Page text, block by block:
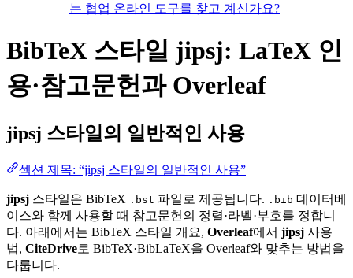
는 협업 온라인 도구를 찾고 계신가요?
BibTeX 스타일 jipsj: LaTeX 인
용·참고문헌과 Overleaf
jipsj 스타일의 일반적인 사용
섹션 제목: “jipsj 스타일의 일반적인 사용”
jipsj 스타일은 BibTeX .bst 파일로 제공됩니다. .bib 데이터베
이스와 함께 사용할 때 참고문헌의 정렬·라벨·부호를 정합니
다. 아래에서는 BibTeX 스타일 개요, Overleaf에서 jipsj 사용
법, CiteDrive로 BibTeX·BibLaTeX을 Overleaf와 맞추는 방법을
다룹니다.